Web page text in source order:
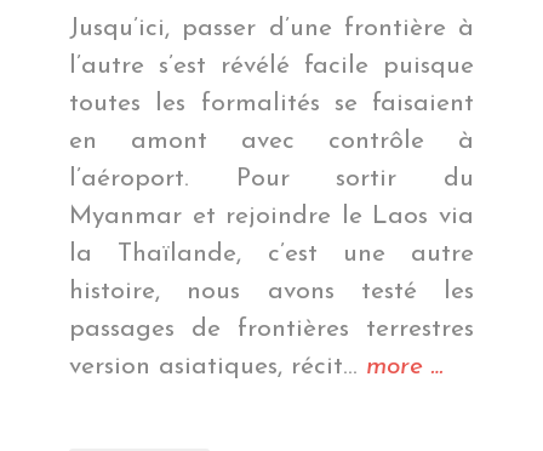
Jusqu’ici, passer d’une frontière à
l’autre s’est révélé facile puisque
toutes les formalités se faisaient
en amont avec contrôle à
l’aéroport. Pour sortir du
Myanmar et rejoindre le Laos via
la Thaïlande, c’est une autre
histoire, nous avons testé les
passages de frontières terrestres
version asiatiques, récit… more « Du
…